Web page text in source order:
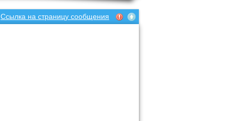
Ссылка на страницу сообщения